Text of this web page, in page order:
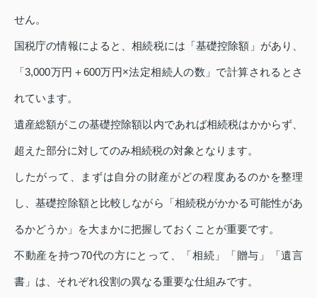
せん。
国税庁の情報によると、相続税には「基礎控除額」があり、
「3,000万円＋600万円×法定相続人の数」で計算されるとさ
れています。
遺産総額がこの基礎控除額以内であれば相続税はかからず、
超えた部分に対してのみ相続税の対象となります。
したがって、まずは自分の財産がどの程度あるのかを整理
し、基礎控除額と比較しながら「相続税がかかる可能性があ
るかどうか」を大まかに把握しておくことが重要です。
不動産を持つ70代の方にとって、「相続」「贈与」「遺言
書」は、それぞれ役割の異なる重要な仕組みです。